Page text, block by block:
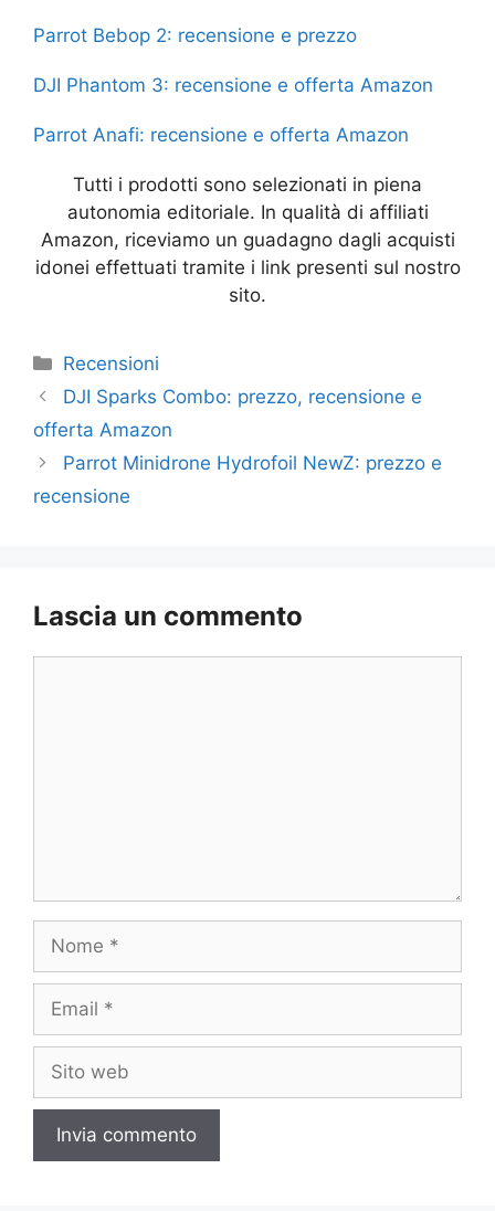
k
er
Parrot Bebop 2: recensione e prezzo
DJI Phantom 3: recensione e offerta Amazon
Parrot Anafi: recensione e offerta Amazon
Tutti i prodotti sono selezionati in piena
autonomia editoriale. In qualità di affiliati
Amazon, riceviamo un guadagno dagli acquisti
idonei effettuati tramite i link presenti sul nostro
sito.
Categorie
Recensioni
DJI Sparks Combo: prezzo, recensione e
offerta Amazon
Parrot Minidrone Hydrofoil NewZ: prezzo e
recensione
Lascia un commento
web